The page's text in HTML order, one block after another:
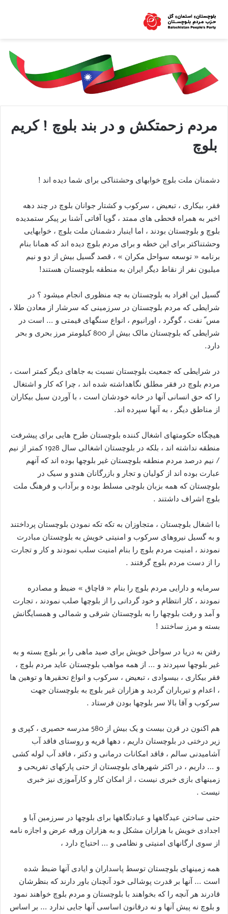
مردم زحمتکش و در بند بلوچ ! کریم
بلوچ
دشمنان ملت بلوچ خوابهای وحشتناکی برای شما دیده اند !
فقر، بیکاری ، تبعیض ، سرکوب و کشتار جوانان بلوچ در چند دهه
اخیر به همراه قحطی های ممتد ، گویا آفاتی آشنا بر پیکر ستمدیده
بلوچ و بلوچستان بودند ، اما اینبار دشمنان ملت بلوچ ، خوابهایی
وحشتناکتر برای این خطه و برای مردم بلوچ دیده اند که همانا بنام
برنامه « توسعه سواحل مکران » ، قصد گسیل بیش از دو و نیم
میلیون نفر از نقاط دیگر ایران به منطقه بلوچستان هستند!
گسیل این افراد به بلوچستان به چه منظوری انجام میشود ؟ در
شرایطی که مردم بلوچستان در سرزمینی که سرشار از معادن طلا ،
مس ّ نفت ، گوگرد ، اورانیوم ، انواع سنگهای قیمتی و … است در
شرایطی که بلوچستان مالک بیش از 800 کیلومتر مرز بحری و بحر
دارد.
در شرایطی که جمعیت بلوچستان نسبت به جاهای دیگر کمتر است ،
مردم بلوچ در فقر مطلق نگاهداشته شده اند ، چرا که کار و اشتغال
را که حق انسانی آنها در خانه خودشان است ، با آوردن سیل بیکاران
از مناطق دیگر ، به آنها سپرده اند.
هیچگاه حکومتهای اشغال کننده بلوچستان طرح هایی برای پیشرفت
منطقه نداشته اند ، بلکه در بلوچستان اشغالی سال 1928 کمتر از نیم
/ نیم درصد مردم منطقه بلوچستان غیر بلوچها بوده اند که آنهم
عبارت بوده اند از کولیان و تجار و بازرگانان هندو و سیک در
بلوچستان که همه بزبان بلوچی مسلط بوده و برآداب و فرهنگ ملت
بلوچ اشراف داشتند .
با اشغال بلوچستان ، متجاوزان به تکه تکه نمودن بلوچستان پرداختند
و به گسیل نیروهای سرکوب و امنیتی خویش به بلوچستان مبادرت
نمودند ، امنیت مردم بلوچ را بنام امنیت سلب نمودند و کار و تجارت
را از دست مردم بلوچ گرفتند .
سرمایه و دارایی مردم بلوچ را بنام « قاچاق » ضبط و مصادره
نمودند ، کار انتظام و خود گردانی را از بلوچها صلب نمودند ، تجارت
و آمد و رفت بلوچها را به بلوچستان شرقی و شمالی و همسایگانش
بسته و مرز ساختند !
رفتن به دریا در سواحل خویش برای صید ماهی را بر بلوچ بسته و به
غیر بلوچها سپردند و … از همه مواهب بلوچستان عاید مردم بلوچ ،
فقر بیکاری ، بیسوادی ، تبعیض ، سرکوب و انواع تحقیرها و توهین ها
، اعدام و تیرباران گردید و هزاران غیر بلوچ به بلوچستان جهت
سرکوب و آقا بالا سر بلوچها بودن فرستاد .
هم اکنون در قرن بیست و یک بیش از 580 مدرسه حصیری ، کپری و
زیر درختی در بلوچستان داریم ، دهها قریه و روستای فاقد آب
آشامیدنی سالم ، فاقد امکانات درمانی و دکتر ، فاقد آب لوله کشی
و … داریم ، در اکثر شهرهای بلوچستان از حتی پارکهای تفریحی و
زمینهای بازی خبری نیست ، از امکان کار و کارآموزی نیز خبری
نیست .
حتی ساختن عیدگاهها و عبادتگاهها برای بلوچها در سرزمین آبا و
اجدادی خویش با هزاران مشکل و به هزاران ورقه عرض و اجازه نامه
از سوی ارگانهای امنیتی و نظامی و … احتیاج دارد ،
همه زمینهای بلوچستان توسط پاسداران و ایادی آنها ضبط شده
است … آنها بر قدرت پوشالی خود آنچنان باور دارند که بنظرشان
قادرند هر آنچه را که بخواهند با بلوچستان و مردم بلوچ خواهند نمود
و بلوچ نه پیش آنها و نه درقانون اساسی آنها جایی ندارد … بر اساس